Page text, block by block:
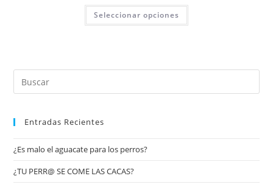
Seleccionar opciones
Entradas Recientes
¿Es malo el aguacate para los perros?
¿TU PERR@ SE COME LAS CACAS?